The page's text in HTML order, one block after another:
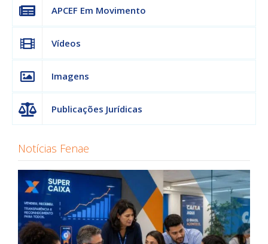
APCEF Em Movimento
Vídeos
Imagens
Publicações Jurídicas
Notícias Fenae